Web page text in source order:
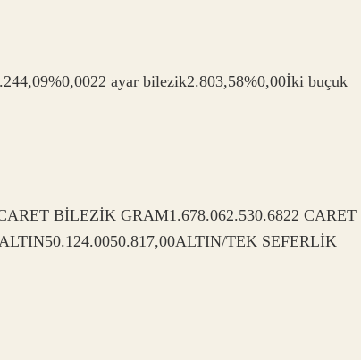
ayar bilezik2.803,58%0,00İki buçuk
BİLEZİK GRAM1.678.062.530.6822 CARET
TEK SEFERLİK